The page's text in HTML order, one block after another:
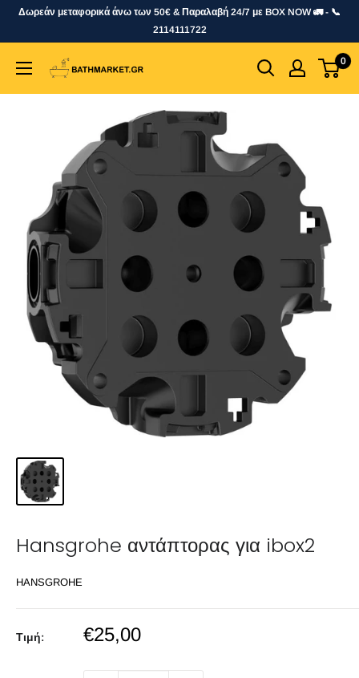
SkipΔωρεάν μεταφορικά άνω των 50€ & Παραλαβή 24/7 με BOX NOW 🚛 - 📞
2114111722
bathmarket.gr 0
Hansgrohe αντάπτορας για ibox2
HANSGROHE
Τιμή:
Sale
€25,00